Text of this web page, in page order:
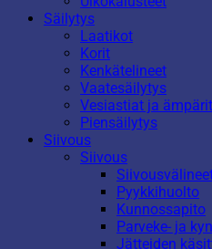
Säilytys
Laatikot
Korit
Kenkätelineet
Vaatesäilytys
Vesiastiat ja ämpärit
Piensäilytys
Siivous
Siivous
Pyykkihuolto
Kunnossapito
Parveke- ja
Jätteiden